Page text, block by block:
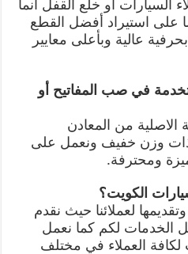
أو خلع القفل انما
على استيراد أفضل القطع
عالية وبأعلى معايير
في صب المفاتيح أو
الاصلية من المعادن
وزن خفيف ونعمل على
ومحترفة.
الكويت؟
لعملائنا حيث نقدم
الخدمات لكم كما نعمل
لكافة العملاء في مختلف